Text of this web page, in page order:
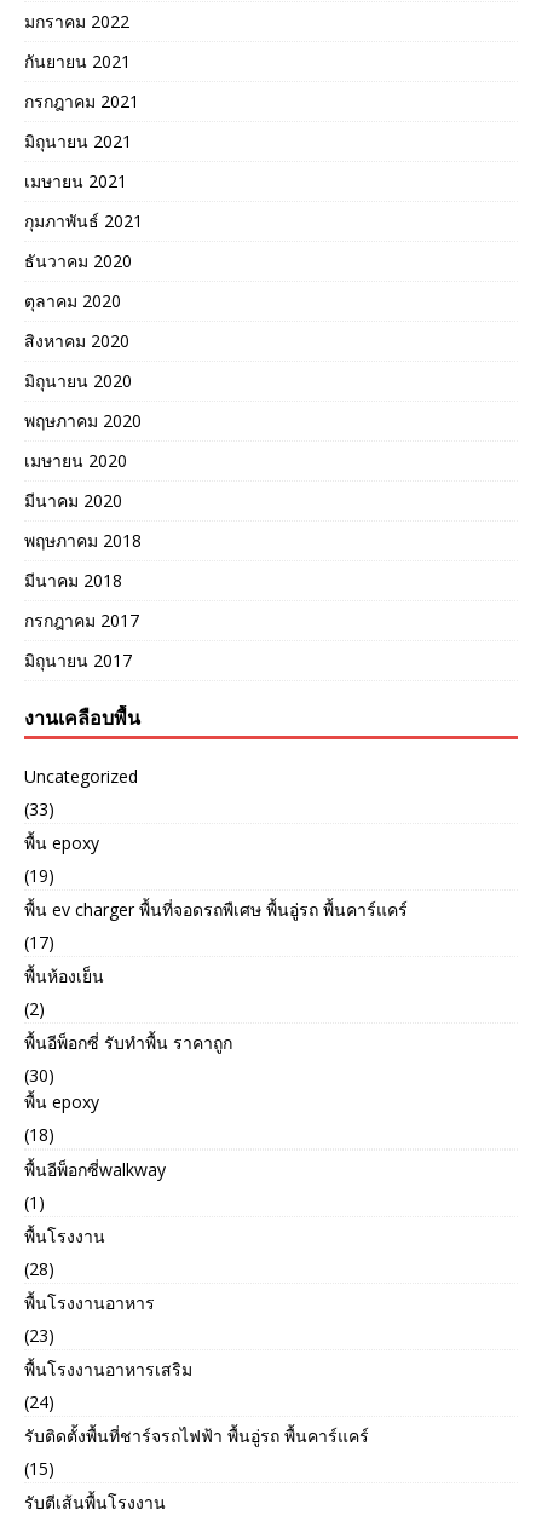
มกราคม 2022
กันยายน 2021
กรกฎาคม 2021
มิถุนายน 2021
เมษายน 2021
กุมภาพันธ์ 2021
ธันวาคม 2020
ตุลาคม 2020
สิงหาคม 2020
มิถุนายน 2020
พฤษภาคม 2020
เมษายน 2020
มีนาคม 2020
พฤษภาคม 2018
มีนาคม 2018
กรกฎาคม 2017
มิถุนายน 2017
งานเคลือบพื้น
Uncategorized
(33)
พื้น epoxy
(19)
พื้น ev charger พื้นที่จอดรถพืเศษ พื้นอู่รถ พื้นคาร์แคร์
(17)
พื้นห้องเย็น
(2)
พื้นอีพ็อกซี่ รับทำพื้น ราคาถูก
(30)
พื้น epoxy
(18)
พื้นอีพ็อกซี่walkway
(1)
พื้นโรงงาน
(28)
พื้นโรงงานอาหาร
(23)
พื้นโรงงานอาหารเสริม
(24)
รับติดตั้งพื้นที่ชาร์จรถไฟฟ้า พื้นอู่รถ พื้นคาร์แคร์
(15)
รับตีเส้นพื้นโรงงาน